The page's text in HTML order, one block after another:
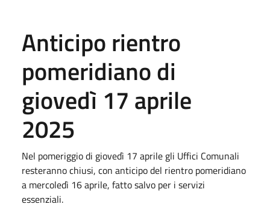
Anticipo rientro
pomeridiano di
giovedì 17 aprile
2025
Nel pomeriggio di giovedì 17 aprile gli Uffici Comunali
resteranno chiusi, con anticipo del rientro pomeridiano
a mercoledì 16 aprile, fatto salvo per i servizi
essenziali.